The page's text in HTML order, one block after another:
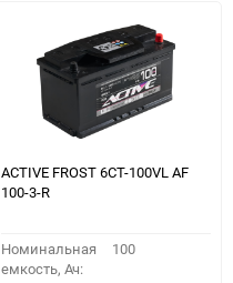
30
60
90
ACTIVE FROST 6СТ-100VL АF
100-3-R
Номинальная
емкость, Ач:
100